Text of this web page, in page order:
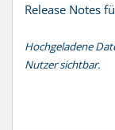
Release Notes
Hochgeladene
Nutzer sichtbar.